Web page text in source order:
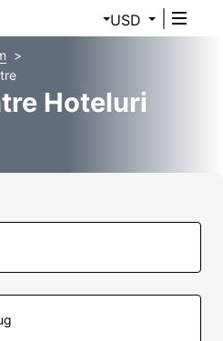
USD
Hoteluri